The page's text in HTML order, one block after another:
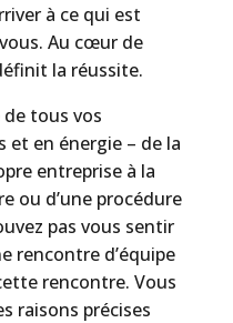
à ce qui est
Au cœur de
la réussite.
de tous vos
et en énergie – de la
entreprise à la
ou d’une procédure
pas vous sentir
rencontre d’équipe
rencontre. Vous
raisons précises